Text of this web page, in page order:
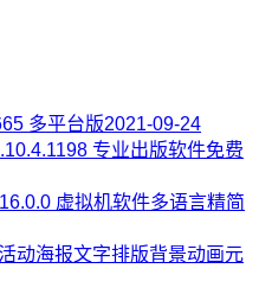
多平台版2021-09-24
专业出版软件免费
虚拟机软件多语言精简
动海报文字排版背景动画元